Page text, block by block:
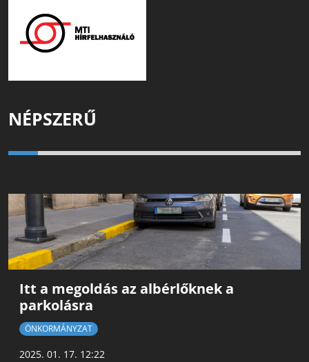
NÉPSZERŰ
Itt a megoldás az albérlőknek a
parkolásra
ÖNKORMÁNYZAT
2025. 01. 17. 12:22